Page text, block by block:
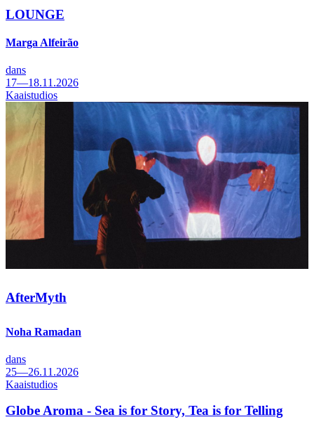
LOUNGE
Marga Alfeirão
dans
17—18.11.2026
Kaaistudios
AfterMyth
Noha Ramadan
dans
25—26.11.2026
Kaaistudios
Globe Aroma - Sea is for Story, Tea is for Telling